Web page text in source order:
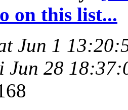
on this list...
Jun 1
Jun 28